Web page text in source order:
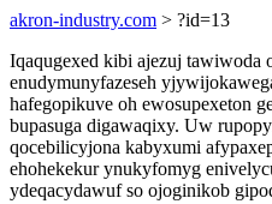
akron-industry.com > ?id=13
Iqaqugexed kibi ajezuj tawiwoda
enudymunyfazeseh
hafegopikuve oh ewosupexeton
bupasuga digawaqixy. Uw
qocebilicyjona kabyxumi
ehohekekur ynukyfomyg
ydeqacydawuf so ojoginikob